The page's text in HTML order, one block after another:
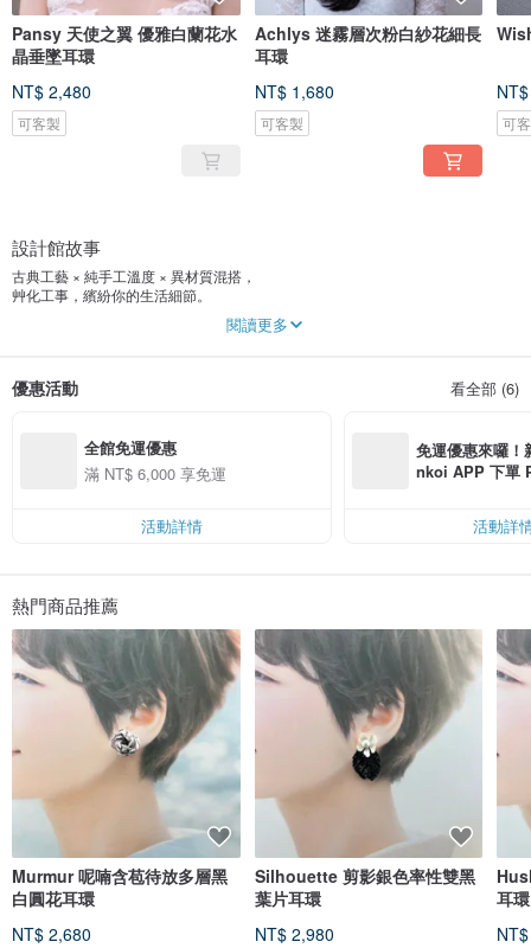
Pansy 天使之翼 優雅白蘭花水
晶垂墜耳環
NT$ 2,480
可客製
Achlys 迷霧層次粉白紗花細長
耳環
NT$ 1,680
可客製 可
設計館故事
古典工藝 × 純手工溫度 × 異材質混搭，
艸化工事，繽紛你的生活細節。
將延續了數十年的布花傳統工藝，跳脫框架，重新賦予靈魂。
我們則讓這些故事們綻放閃耀的光芒。
閱讀更多
優惠活動 看全部 (6)
全館免運優惠
滿 NT$ 6,000 享免運
活動詳情
免運優惠來囉
nkoi APP 下單
活動詳
熱門商品推薦
Murmur 呢喃含苞待放多層黑
白圓花耳環
NT$ 2,680
Silhouette 剪影銀色率性雙黑
葉片耳環
NT$ 2,980
耳環